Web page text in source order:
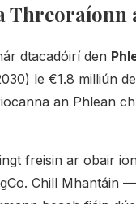
Threoraíonn
dtacadóirí den
le €1.8 milliún
an Phlean
freisin ar obair
Chill Mhantáin